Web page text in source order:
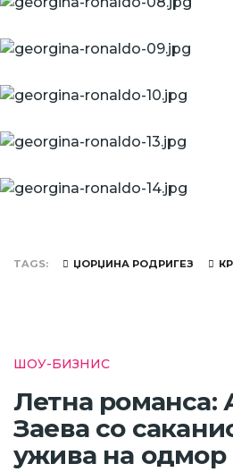
TAGS ЏОРЏИНА РОДРИГЕЗ
ШОУ-БИЗНИС
Летна романса:
Заева со
ужива на одмор